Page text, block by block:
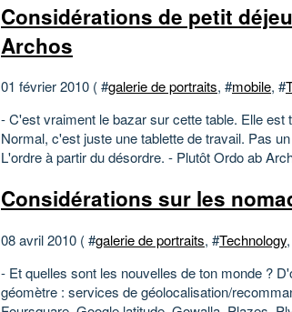
Considérations de petit
Archos
01 février 2010 ( #galerie de portraits, #mobile, #
- C'est vraiment le bazar sur cette table. Elle est
Normal, c'est juste une tablette de travail. Pas
L'ordre à partir du désordre. - Plutôt Ordo ab
Considérations sur les
08 avril 2010 ( #galerie de portraits, #Technology
- Et quelles sont les nouvelles de ton monde ?
géomètre : services de géolocalisation/